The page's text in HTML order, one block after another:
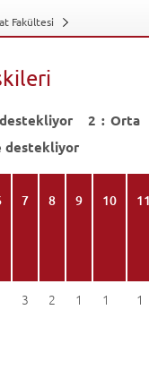
Fakültesi
2 : Orta
destekliyor
7 8 9 10
3 2 1 1 1